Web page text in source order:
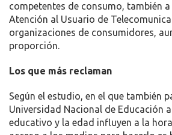
competentes de consumo, también
Atención al Usuario de
organizaciones de consumidores,
proporción.
Los que más reclaman
Según el estudio, en el que también
Universidad Nacional de Educación
educativo y la edad influyen a la